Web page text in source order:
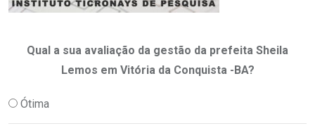
Qual a sua avaliação da gestão da prefeita Sheila
Lemos em Vitória da Conquista -BA?
Ótima